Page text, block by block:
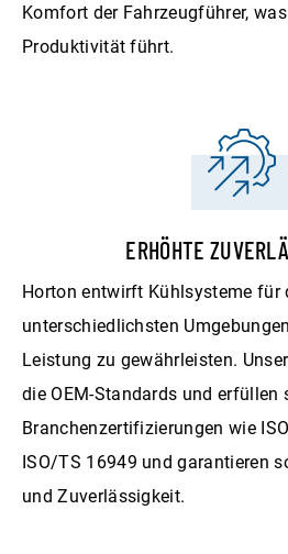
Komfort der Fahrzeugführer,
Produktivität führt.
ERHÖHTE
Horton entwirft Kühlsysteme für
unterschiedlichsten
Leistung zu gewährleisten.
die OEM-Standards und erfüllen
Branchenzertifizierungen wie
ISO/TS 16949 und garantieren
und Zuverlässigkeit.